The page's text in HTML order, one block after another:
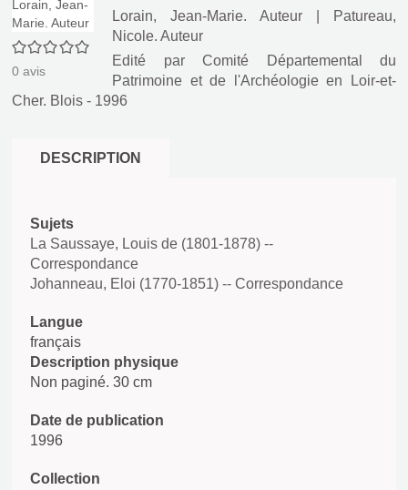
0/5
0 avis
Lorain, Jean-Marie. Auteur
Patureau,
Nicole. Auteur
Edité par Comité Départemental du
Patrimoine et de l'Archéologie en Loir-et-
Cher. Blois - 1996
DESCRIPTION
Sujets
La Saussaye, Louis de (1801-1878) --
Correspondance
Johanneau, Eloi (1770-1851) -- Correspondance
Langue
français
Description physique
Non paginé. 30 cm
Date de publication
1996
Collection